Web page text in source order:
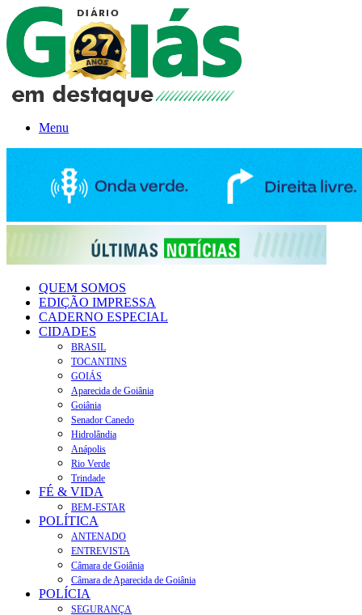
Menu
QUEM SOMOS
EDIÇÃO IMPRESSA
CADERNO ESPECIAL
CIDADES
BRASIL
TOCANTINS
GOIÁS
Aparecida de Goiânia
Goiânia
Senador Canedo
Hidrolândia
Anápolis
Rio Verde
Trindade
FÉ & VIDA
BEM-ESTAR
POLÍTICA
ANTENADO
ENTREVISTA
Câmara de Goiânia
Câmara de Aparecida de Goiânia
POLÍCIA
SEGURANÇA